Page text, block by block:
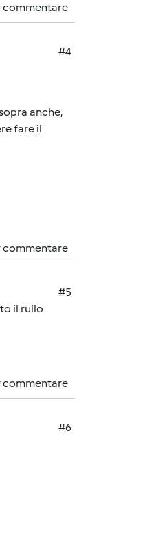
commentare
#4
anche,
fare il
commentare
#5
il rullo
commentare
#6